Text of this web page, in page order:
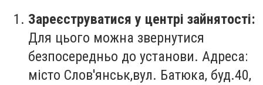
Зареєструватися у центрі зайнятості:
Для цього можна звернутися
безпосередньо до установи. Адреса:
місто Слов'янськ,вул. Батюка, буд.40,